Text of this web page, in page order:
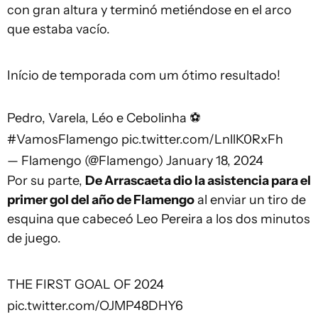
con gran altura y terminó metiéndose en el arco
que estaba vacío.
Início de temporada com um ótimo resultado!
Pedro, Varela, Léo e Cebolinha ⚽️
#VamosFlamengo pic.twitter.com/LnllK0RxFh
— Flamengo (@Flamengo) January 18, 2024
Por su parte, De Arrascaeta dio la asistencia para el
primer gol del año de Flamengoal enviar un tiro de
esquina que cabeceó Leo Pereira a los dos minutos
de juego.
THE FIRST GOAL OF 2024
pic.twitter.com/OJMP48DHY6